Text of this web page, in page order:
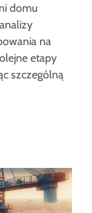
domu
na
etapy
szczególną